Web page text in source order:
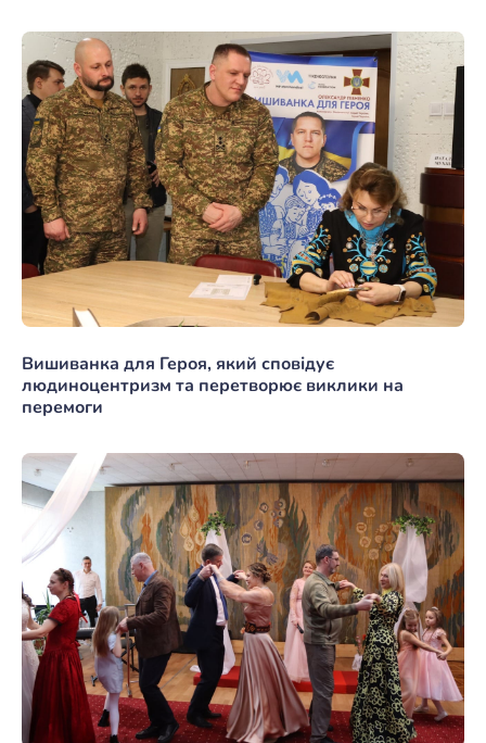
Вишиванка для Героя, який сповідує
людиноцентризм та перетворює виклики на
перемоги